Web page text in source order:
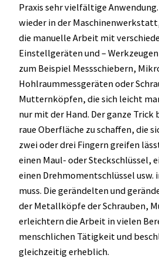
Praxis sehr vielfältige
wieder in der
die manuelle Arbeit mit
Einstellgeräten und –
zum Beispiel Messschiebern,
Hohlraummessgeräten oder
Mutternköpfen, die sich leicht
nur mit der Hand. Der ganze
raue Oberfläche zu schaffen, die
zwei oder drei Fingern greifen
einen Maul- oder Steckschlüssel,
einen Drehmomentschlüssel usw.
muss. Die gerändelten und
der Metallköpfe der Schrauben,
erleichtern die Arbeit in vielen
menschlichen Tätigkeit und
gleichzeitig erheblich.